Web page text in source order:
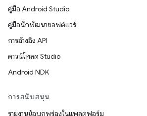
คู่มือ Android Studio
คู่มือนักพัฒนาซอฟต์แวร์
การอ้างอิง API
ดาวน์โหลด Studio
Android NDK
การสนับสนุน
รายงานข้อบกพร่องในแพลตฟอร์ม